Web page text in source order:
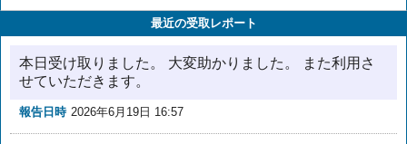
最近の受取レポート
本日受け取りました。 大変助かりました。 また利用さ
せていただきます。
報告日時 2026年6月19日 16:57